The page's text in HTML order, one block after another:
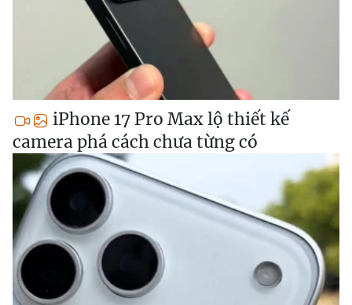
iPhone 17 Pro Max lộ thiết kế
camera phá cách chưa từng có